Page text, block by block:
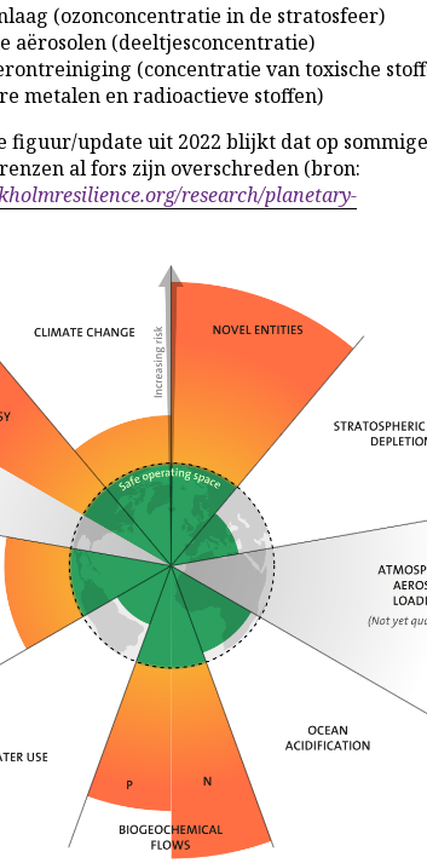
(ozonconcentratie in de stratosfeer)
aërosolen (deeltjesconcentratie)
(concentratie van toxische
metalen en radioactieve stoffen)
figuur/update uit 2022 blijkt dat op sommige
al fors zijn overschreden (bron:
research/planetary-